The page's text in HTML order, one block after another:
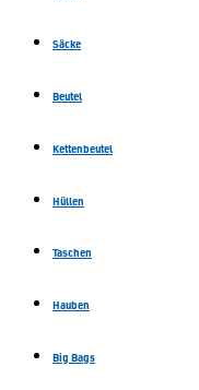
Säcke
Beutel
Kettenbeutel
Hüllen
Taschen
Hauben
Big Bags